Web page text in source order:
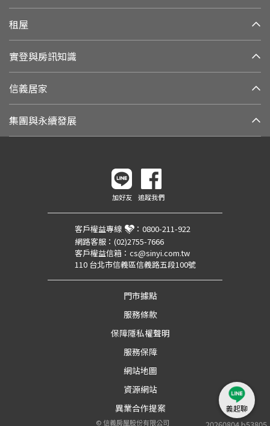
租屋
實登與房訊知識
信義居家
集團與永續發展
加好友 追蹤我們
客戶權益專線 ： 0800-211-922
網路客服： (02)2755-7666
客戶權益信箱： cs@sinyi.com.tw
110 台北市信義區信義路五段100號
門市據點
服務條款
保障隱私權聲明
服務保障
網站地圖
資源網站
異業合作提案
©信義房屋股份有限公司
義起聊